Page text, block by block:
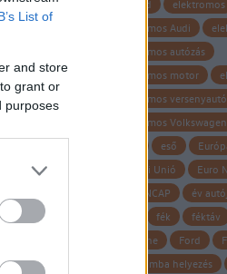
List of
and store
grant or
purposes
eHybrid
elektromos
elektromos Audi
elektromos autózás
elektromos motor
elektromos versenyautó
elektromos Volkswagen
eső
Európai Unió
Euro
EURO NCAP
év
fék féktáv
Firestone
Ford
forgalomba helyezés